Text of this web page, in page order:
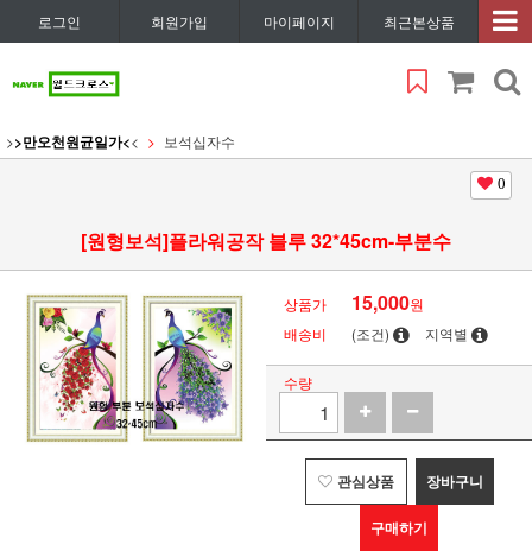
로그인 회원가입 마이페이지 최근본상품
>>만오천원균일가<< 보석십자수
0
[원형보석]플라워공작 블루 32*45cm-부분수
상품가 15,000원
배송비
(조건) 지역별
수량
관심상품 장바구니
구매하기